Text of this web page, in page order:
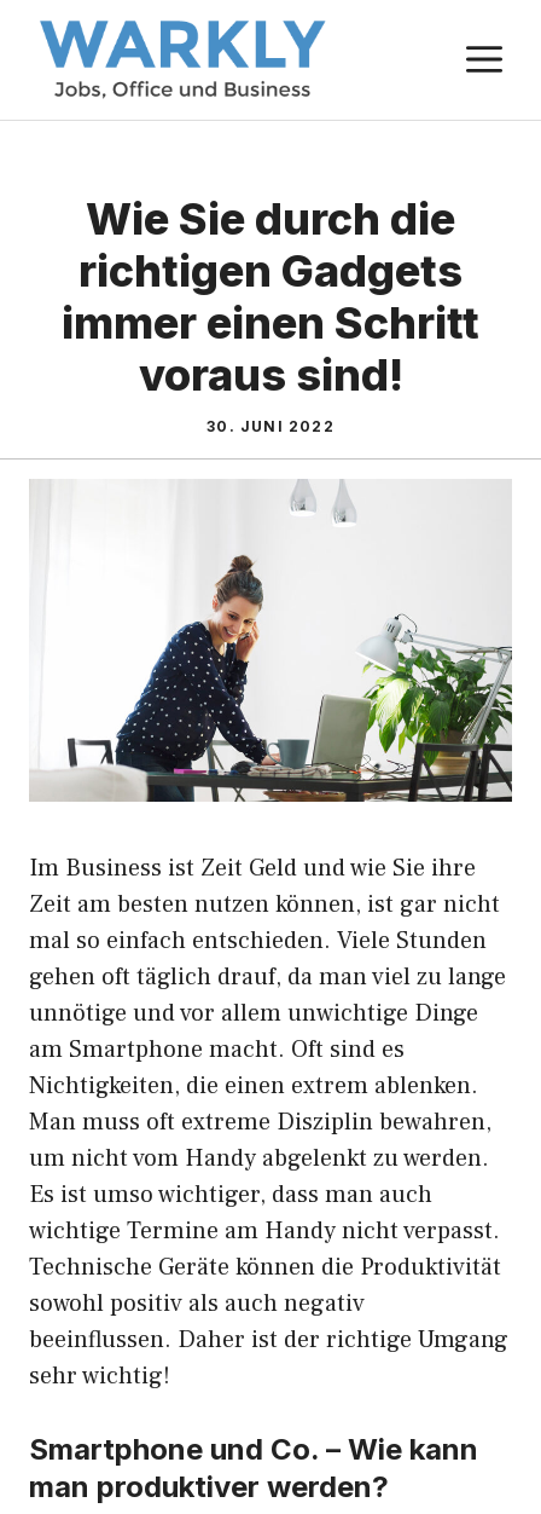
Zum
Inhalt
springen
Wie Sie durch die
richtigen Gadgets
immer einen Schritt
voraus sind!
30. JUNI 2022
Im Business ist Zeit Geld und wie Sie ihre
Zeit am besten nutzen können, ist gar nicht
mal so einfach entschieden. Viele Stunden
gehen oft täglich drauf, da man viel zu lange
unnötige und vor allem unwichtige Dinge
am Smartphone macht. Oft sind es
Nichtigkeiten, die einen extrem ablenken.
Man muss oft extreme Disziplin bewahren,
um nicht vom Handy abgelenkt zu werden.
Es ist umso wichtiger, dass man auch
wichtige Termine am Handy nicht verpasst.
Technische Geräte können die Produktivität
sowohl positiv als auch negativ
beeinflussen. Daher ist der richtige Umgang
sehr wichtig!
Smartphone und Co. – Wie kann
man produktiver werden?